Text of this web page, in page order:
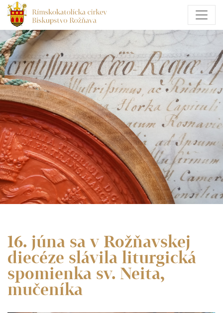
16. júna sa v Rožňavskej
diecéze slávila liturgická
spomienka sv. Neita,
mučeníka